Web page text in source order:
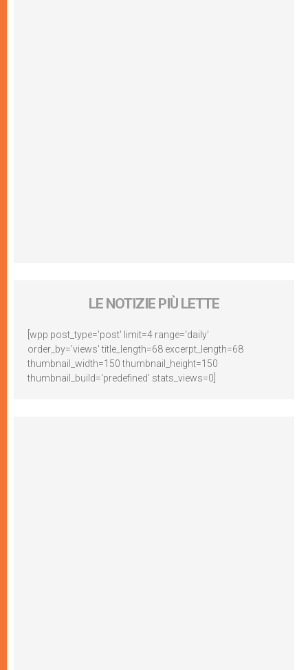
LE NOTIZIE PIÙ LETTE
[wpp post_type='post' limit=4 range='daily'
order_by='views' title_length=68 excerpt_length=68
thumbnail_width=150 thumbnail_height=150
thumbnail_build='predefined' stats_views=0]